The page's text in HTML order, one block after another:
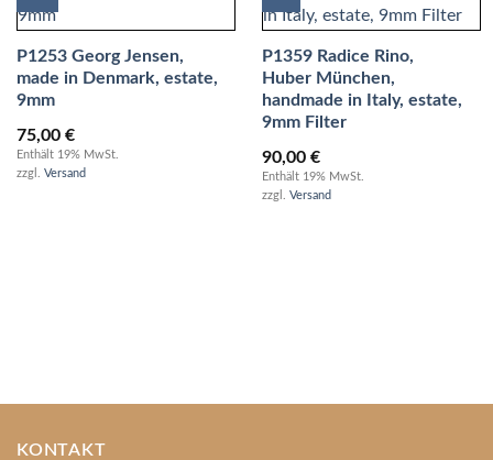
P1253 Georg Jensen,
made in Denmark, estate,
9mm
75,00 €
Enthält 19% MwSt.
zzgl. Versand
P1359 Radice Rino,
Huber München,
handmade in Italy, estate,
9mm Filter
90,00 €
Enthält 19% MwSt.
zzgl. Versand
KONTAKT